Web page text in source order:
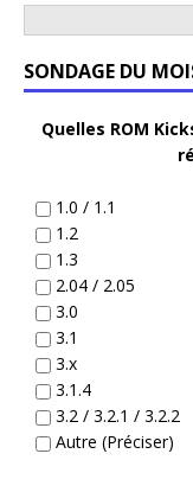
SONDAGE DU
Quelles ROM
1.0 / 1.1
1.2
1.3
2.04 / 2.05
3.0
3.1
3.x
3.1.4
3.2 / 3.2.1 / 3.2.2
Autre (Préciser)